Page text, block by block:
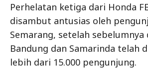
Perhelatan ketiga dari Honda
disambut antusias oleh
Semarang, setelah sebelumnya
Bandung dan Samarinda telah
lebih dari 15.000 pengunjung.